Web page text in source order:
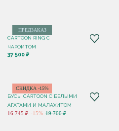
ПРЕДЗАКАЗ
CARTOON RING С
ЧАРОИТОМ
37 500 ₽
СКИДКА -15%
БУСЫ CARTOON С БЕЛЫМИ
АГАТАМИ И МАЛАХИТОМ
16 745 ₽ -15% 19 700 ₽